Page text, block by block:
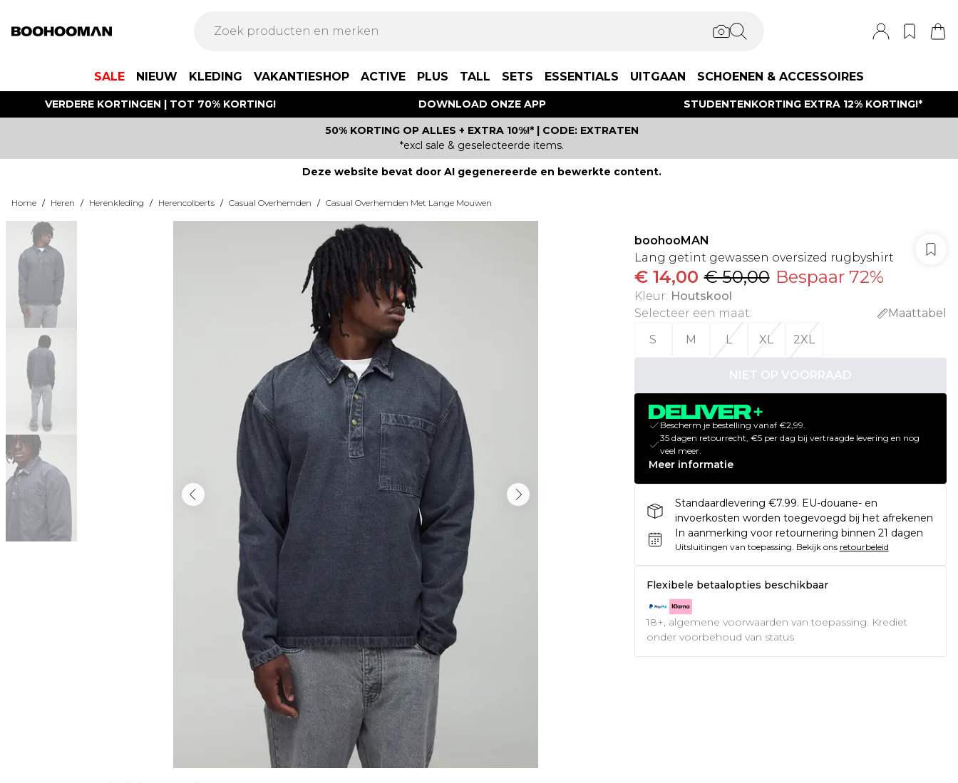
SALE NIEUW KLEDING VAKANTIESHOP ACTIVE PLUS TALL SETS ESSENTIALS UITGAAN SCHOENEN & ACCESSOIRES
VERDERE KORTINGEN | TOT 70% KORTING! DOWNLOAD ONZE APP STUDENTENKORTING EXTRA 12% KORTING!*
50% KORTING OP ALLES + EXTRA 10%!* | CODE: EXTRATEN
*excl sale & geselecteerde items.
Deze website bevat door AI gegenereerde en bewerkte content.
Home / Heren / Herenkleding / Herencolberts / Casual Overhemden / Casual Overhemden Met Lange Mouwen
boohooMAN
Lang getint gewassen oversized rugbyshirt
€ 14,00 € 50,00 Bespaar 72%
Kleur: Houtskool
Selecteer een maat:
Maattabel
S
M L XL 2XL
NIET OP VOORRAAD
Bescherm je bestelling vanaf €2,99.
35 dagen retourrecht, €5 per dag bij vertraagde levering en nog
veel meer.
Meer informatie
Standaardlevering €7.99. EU-douane- en
invoerkosten worden toegevoegd bij het afrekenen
In aanmerking voor retournering binnen 21 dagen
Uitsluitingen van toepassing. Bekijk ons retourbeleid
Flexibele betaalopties beschikbaar
18+, algemene voorwaarden van toepassing. Krediet
onder voorbehoud van status